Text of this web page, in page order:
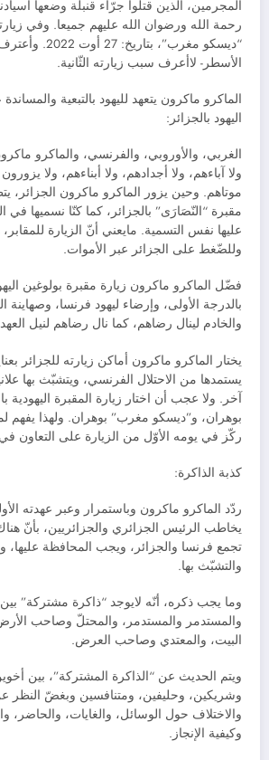
رحمة الله ورضوان الله عليهم جميعا. وفي زيارته
“ديسكو مغرب”،
الأسطر- لاأعرف سبب زيارته الثّانية.
الماكرو ماكرون يتعهد لليهود بالتبعية
اليهود بالجزائر:
الغربي، والأوروبي، والفرنسي، والماكرو
ولا آباءهم، ولا أجدادهم، ولا أبناءهم، ولا
موتاهم. وحين يزور الماكرو ماكرون الجزائر،
مقبرة “النّصَارَى” بالجزائر، كما كنّا نسميها في
عليها نفس التسمية. مايعني أنّ الزيارة
وللضّغط على الجزائر عبر الأموات.
فضّل الماكرو ماكرون زيارة مقبرة بولوغين
بالدرجة الأولى، وإرضاء ليهود فرنسا، وصهاينة
والخادم لينال رضاهم، كما نال رضاهم لنيل
يختار الماكرو ماكرون أماكن زيارته للجزائر
يستمدها من الاحتلال الفرنسي، ويتشبّث بها
آخر. ولا عجب أن اختار زيارة المقبرة اليهودية
بوهران، و”ديسكو مغرب” بوهران. ولهذا يفهم
ركّز في يومه الأوّل من الزيارة على التعاون
كذبة الذاكرة:
ردّد الماكرو ماكرون وباستمرار وعبر عهدته
يخاطب الرئيس الجزائري والجزائريين، بأنّ
تجمع فرنسا والجزائر، ويجب المحافظة عليها،
والتشبّث بها.
وما يجب ذكره، أنّه لايوجد “ذاكرة مشتركة” بين
والمستدمر والمستدمر، والمحتلّ وصاحب
البيت، والمعتدي وصاحب العرض.
ويتم الحديث عن “الذاكرة المشتركة”، بين
وشريكين، وحليفين، ومتنافسين وبغضّ النظر
والاختلاف حول الوسائل، والغايات، والحاضر،
وكيفية الإنجاز.